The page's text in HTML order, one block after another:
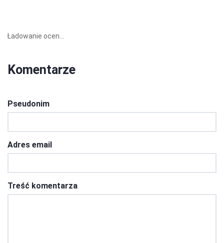
Ładowanie ocen...
Komentarze
Pseudonim
Adres email
Treść komentarza